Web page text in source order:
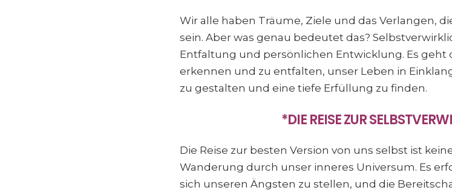
Wir alle haben Träume, Ziele und das Verlangen,
sein. Aber was genau bedeutet das?
Entfaltung und persönlichen Entwicklung. Es geht
erkennen und zu entfalten, unser Leben in
zu gestalten und eine tiefe Erfüllung zu finden.
*DIE REISE ZUR
Die Reise zur besten Version von uns selbst ist
Wanderung durch unser inneres Universum. Es
sich unseren Ängsten zu stellen, und die